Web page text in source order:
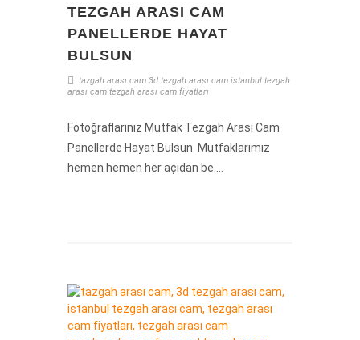
TEZGAH ARASI CAM
PANELLERDE HAYAT
BULSUN
tazgah arası cam 3d tezgah arası cam istanbul tezgah
arası cam tezgah arası cam fiyatları
Fotoğraflarınız Mutfak Tezgah Arası Cam
Panellerde Hayat Bulsun Mutfaklarımız
hemen hemen her açıdan be....